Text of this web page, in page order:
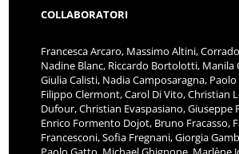
COLLABORATORI
Francesca Arcaro, Massimo Altini,
Nadine Blanc, Riccardo Bortolotti, Manila
Giulia Calisti, Nadia Camposaragna,
Filippo Clermont, Carol Di Vito, Christian
Dufour, Christian Evaspasiano, Giuseppe
Enrico Formento Dojot, Bruno Fracasso,
Francesconi, Sofia Fregnani, Giorgia